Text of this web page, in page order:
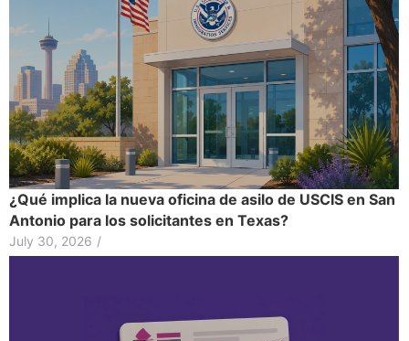
¿Qué implica la nueva oficina de asilo de USCIS en San
Antonio para los solicitantes en Texas?
July 30, 2026 /